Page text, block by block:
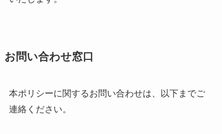
お問い合わせ窓口
本ポリシーに関するお問い合わせは、以下までご
連絡ください。